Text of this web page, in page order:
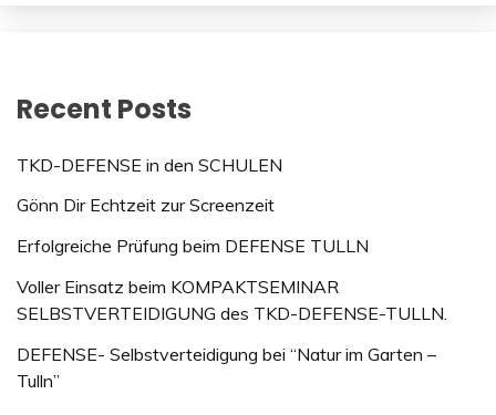
Recent Posts
TKD-DEFENSE in den SCHULEN
Gönn Dir Echtzeit zur Screenzeit
Erfolgreiche Prüfung beim DEFENSE TULLN
Voller Einsatz beim KOMPAKTSEMINAR
SELBSTVERTEIDIGUNG des TKD-DEFENSE-TULLN.
DEFENSE- Selbstverteidigung bei “Natur im Garten –
Tulln”